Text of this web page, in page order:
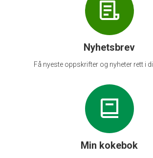
Nyhetsbrev
Få nyeste oppskrifter og nyheter rett i
Min kokebok